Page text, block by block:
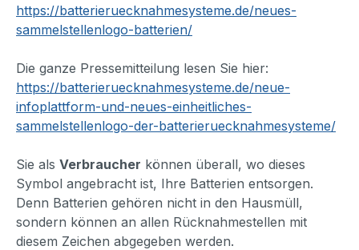
https://batterieruecknahmesysteme.de/neues-
sammelstellenlogo-batterien/
Die ganze Pressemitteilung lesen Sie hier:
https://batterieruecknahmesysteme.de/neue-
infoplattform-und-neues-einheitliches-
sammelstellenlogo-der-batterieruecknahmesysteme/
Sie als Verbraucher können überall, wo dieses
Symbol angebracht ist, Ihre Batterien entsorgen.
Denn Batterien gehören nicht in den Hausmüll,
sondern können an allen Rücknahmestellen mit
diesem Zeichen abgegeben werden.